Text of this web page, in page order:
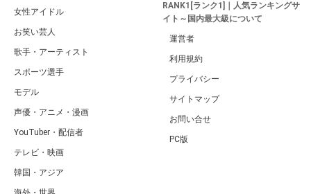
女性アイドル
お笑い芸人
歌手・アーティスト
スポーツ選手
モデル
声優・アニメ・漫画
YouTuber・配信者
テレビ・映画
韓国・アジア
RANK1[ランク1]｜人気ランキングサ
イト～国内最大級について
運営者
利用規約
プライバシー
サイトマップ
お問い合せ
PC版